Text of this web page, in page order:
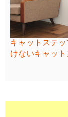
キャットステ
けないキャッ